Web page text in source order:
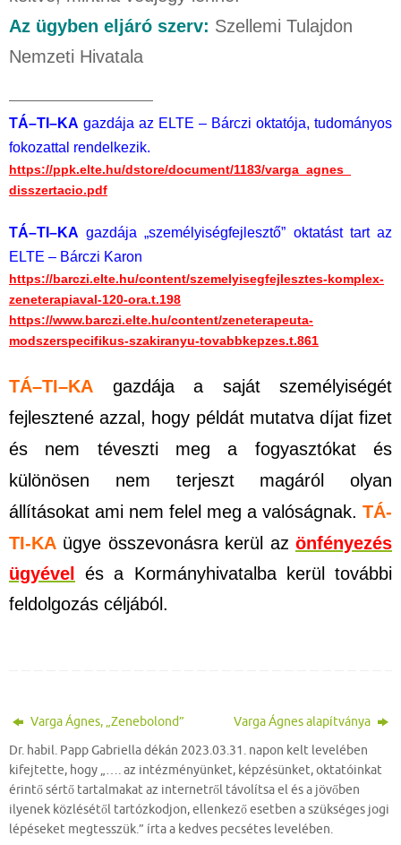
Az ügyben eljáró szerv: Szellemi Tulajdon
Nemzeti Hivatala
———————————–
TÁ–TI –KA gazdája az ELTE – Bárczi oktatója, tudományos
fokozattal rendelkezik.
https://ppk.elte.hu/dstore/document/1183/varga_agnes_
disszertacio.pdf
TÁ–TI –KA gazdája „személyiségfejlesztő” oktatást tart az
ELTE – Bárczi Karon
https://barczi.elte.hu/content/szemelyisegfejlesztes-komplex-
zeneterapiaval-120-ora.t.198
https://www.barczi.elte.hu/content/zeneterapeuta-
modszerspecifikus-szakiranyu-tovabbkepzes.t.861
TÁ–TI–KA
gazdája a saját személyiségét
fejlesztené azzal, hogy példát mutatva díjat fizet
és nem téveszti mega fogyasztókat és
különösen nem terjeszt magáról olyan
állításokat ami nem felel meg a valóságnak. TÁ-
TI-KA ügye összevonásra kerül az önfényezés
ügyével és a Kormányhivatalba kerül további
feldolgozás céljából.
Varga Ágnes, „Zenebolond”
Varga Ágnes alapítványa
Dr. habil. Papp Gabriella dékán 2023.03.31. napon kelt levelében
kifejtette, hogy „…. az intézményünket, képzésünket, oktatóinkat
érintő sértő tartalmakat az internetről távolítsa el és a jövőben
ilyenek közlésétől tartózkodjon, ellenkező esetben a szükséges jogi
lépéseket megtesszük.” írta a kedves pecsétes levelében.